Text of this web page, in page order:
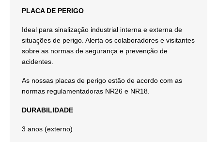
PLACA DE PERIGO
Ideal para sinalização industrial interna e externa de
situações de perigo. Alerta os colaboradores e visitantes
sobre as normas de segurança e prevenção de
acidentes.
As nossas placas de perigo estão de acordo com as
normas regulamentadoras NR26 e NR18.
DURABILIDADE
3 anos (externo)